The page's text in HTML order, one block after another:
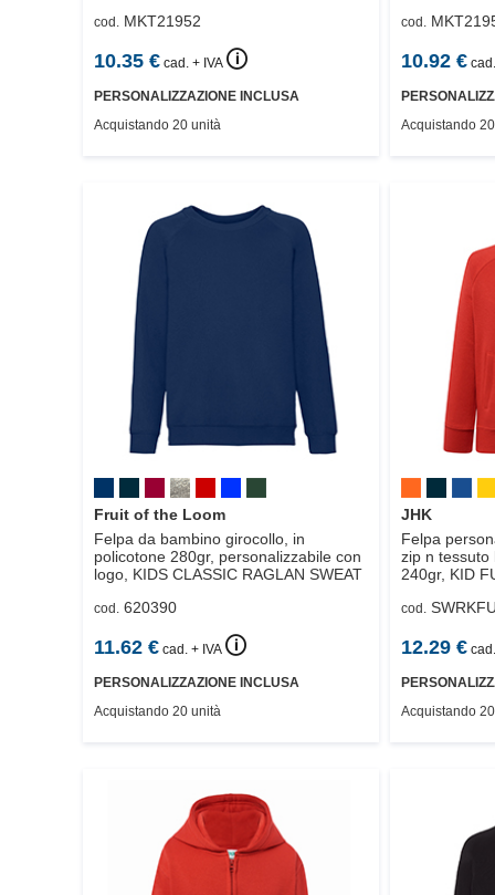
cod. MKT21952
10.35 € cad. + IVA 🛈
PERSONALIZZAZIONE INCLUSA
Acquistando 20 unità
cod.
10.92€
Acquistando
Fruit of the Loom
Felpa da bambino girocollo, in
policotone 280gr, personalizzabile con
logo, KIDS CLASSIC RAGLAN SWEAT
cod. 620390
11.62 € cad. + IVA 🛈
PERSONALIZZAZIONE INCLUSA
Acquistando 20 unità
JHK
Felpa
zip n tessuto
240gr, KID
cod.
12.29€
Acquistando